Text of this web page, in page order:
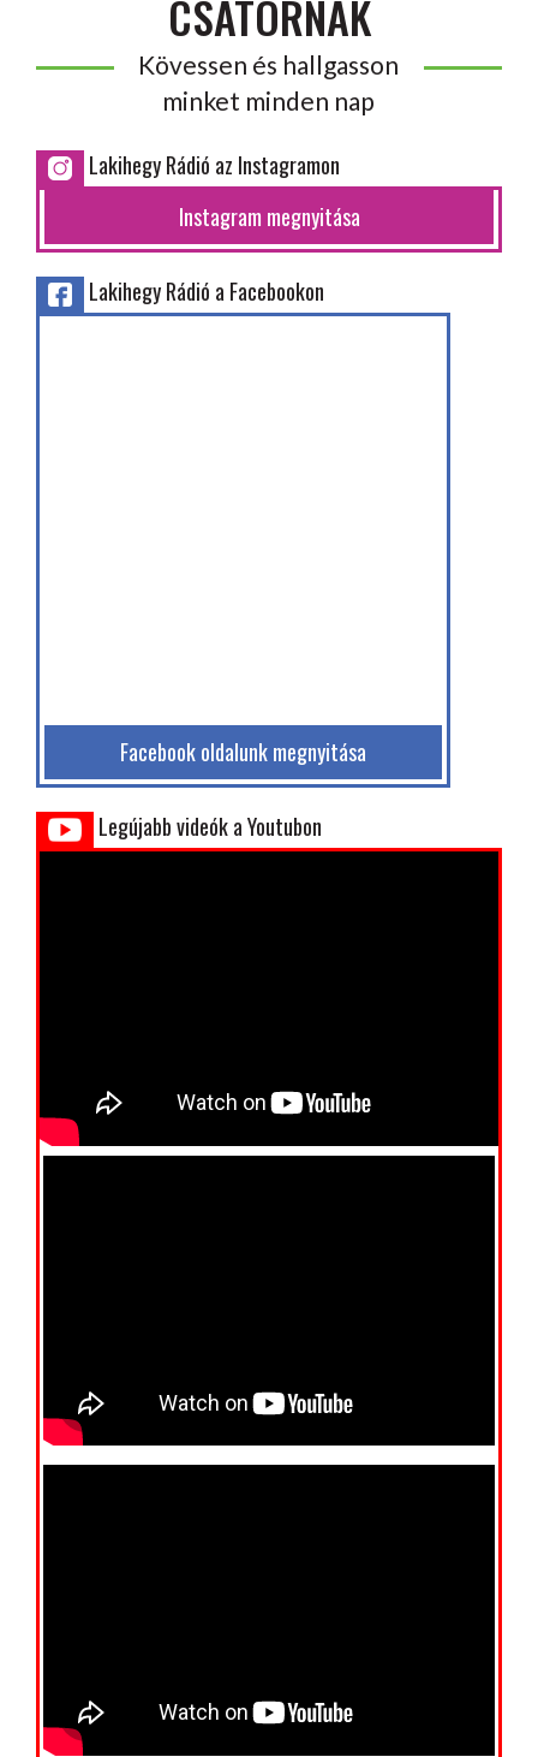
CSATORNÁK
Kövessen és hallgasson
minket minden nap
Lakihegy Rádió az Instagramon
Instagram megnyitása
Lakihegy Rádió a Facebookon
Facebook oldalunk megnyitása
Legújabb videók a Youtubon